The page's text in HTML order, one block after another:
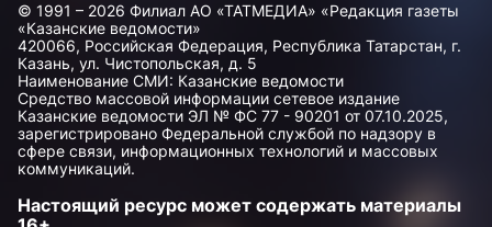
© 1991 – 2026 Филиал АО «ТАТМЕДИА» «Редакция газеты
«Казанские ведомости»
420066, Российская Федерация, Республика Татарстан, г.
Казань, ул. Чистопольская, д. 5
Наименование СМИ: Казанские ведомости
Средство массовой информации сетевое издание
Казанские ведомости ЭЛ № ФС 77 - 90201 от 07.10.2025,
зарегистрировано Федеральной службой по надзору в
сфере связи, информационных технологий и массовых
коммуникаций.
Настоящий ресурс может содержать материалы